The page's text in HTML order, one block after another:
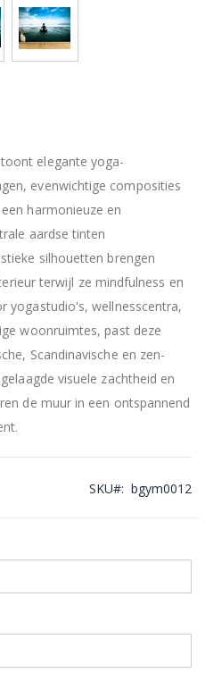
elegante yoga-
evenwichtige composities
harmonieuze en
aardse tinten
silhouetten brengen
terwijl ze mindfulness en
yogastudio's, wellnesscentra,
woonruimtes, past deze
Scandinavische en zen-
visuele zachtheid en
de muur in een ontspannend
SKU bgym0012